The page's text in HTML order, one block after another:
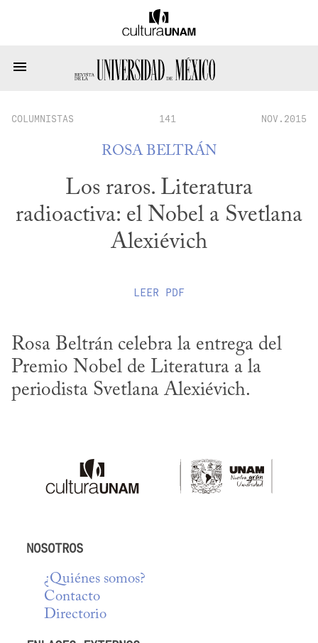
COLUMNISTAS 141 NOV.2015
ROSA BELTRÁN
Los raros. Literatura
radioactiva: el Nobel a Svetlana
Alexiévich
LEER PDF
Rosa Beltrán celebra la entrega del
Premio Nobel de Literatura a la
periodista Svetlana Alexiévich.
NOSOTROS
¿Quiénes somos?
Contacto
Directorio